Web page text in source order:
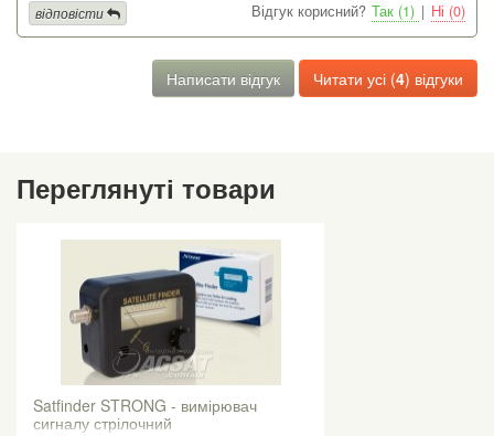
Відгук корисний? Так (1) | Ні (0)
відповісти
Написати відгук Читати усі (4) відгуки
Переглянуті товари
Satfinder STRONG - вимірювач
сигналу стрілочний